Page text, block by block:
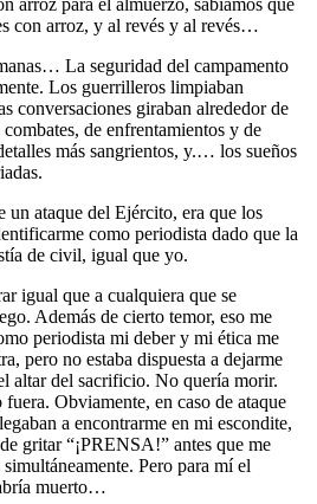
con arroz, y al revés y al revés…
La seguridad del campamento
Los guerrilleros limpiaban
conversaciones giraban alrededor de
de enfrentamientos y de
más sangrientos, y.… los sueños
un ataque del Ejército, era que los
como periodista dado que la
de civil, igual que yo.
igual que a cualquiera que se
Además de cierto temor, eso me
periodista mi deber y mi ética me
pero no estaba dispuesta a dejarme
altar del sacrificio. No quería morir.
Obviamente, en caso de ataque
a encontrarme en mi escondite,
gritar “¡PRENSA!” antes que me
Pero para mí el
muerto…